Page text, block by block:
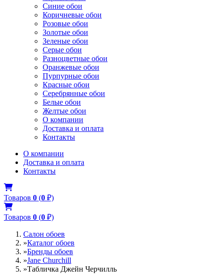
Синие обои
Коричневые обои
Розовые обои
Золотые обои
Зеленые обои
Серые обои
Разноцветные обои
Оранжевые обои
Пурпурные обои
Красные обои
Серебрянные обои
Белые обои
Желтые обои
О компании
Доставка и оплата
Контакты
О компании
Доставка и оплата
Контакты
Товаров 0 (0 ₽)
Товаров 0 (0 ₽)
Салон обоев
»Каталог обоев
»Бренды обоев
»Jane Churchill
»Табличка Джейн Черчилль